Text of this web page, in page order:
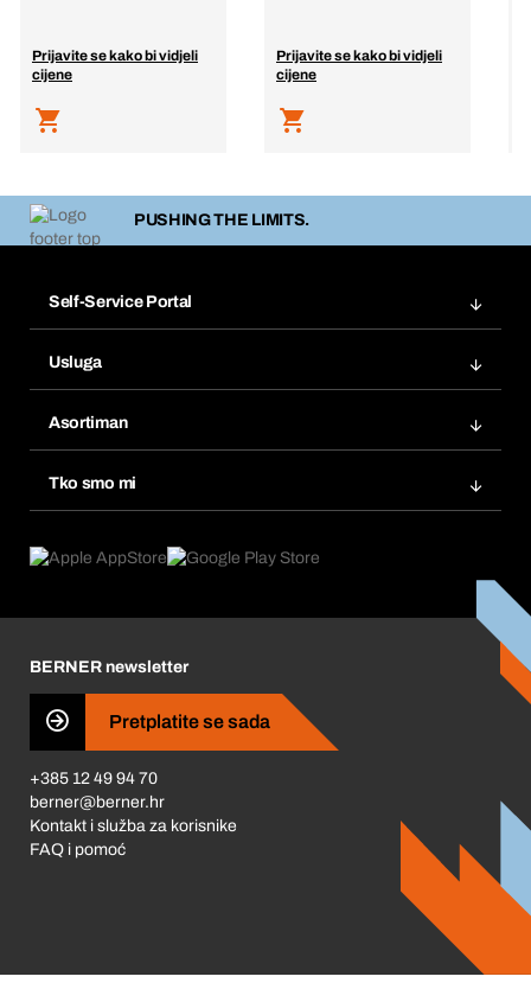
Prijavite se kako bi vidjeli
cijene
Prijavite se kako bi vidjeli
cijene
PUSHING THE LIMITS.
Self-Service Portal
Popisi želja
Ponovno naručivanje
Pretplate
Usluga
Tražitelji proizvoda
Asortiman
Tko smo mi
Što nas pokreće
Business Conduct
BERNER newsletter
Pretplatite se sada
+385 12 49 94 70
berner@berner.hr
Kontakt i služba za korisnike
FAQ i pomoć